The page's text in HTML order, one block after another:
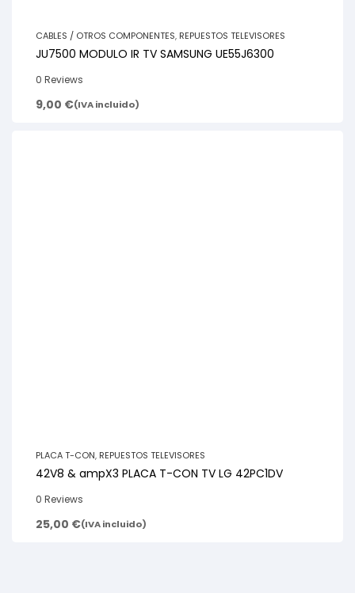
CABLES / OTROS COMPONENTES, REPUESTOS TELEVISORES
JU7500 MODULO IR TV SAMSUNG UE55J6300
0 Reviews
9,00 €(IVA incluido)
PLACA T-CON, REPUESTOS TELEVISORES
42V8 & ampX3 PLACA T-CON TV LG 42PC1DV
0 Reviews
25,00 €(IVA incluido)